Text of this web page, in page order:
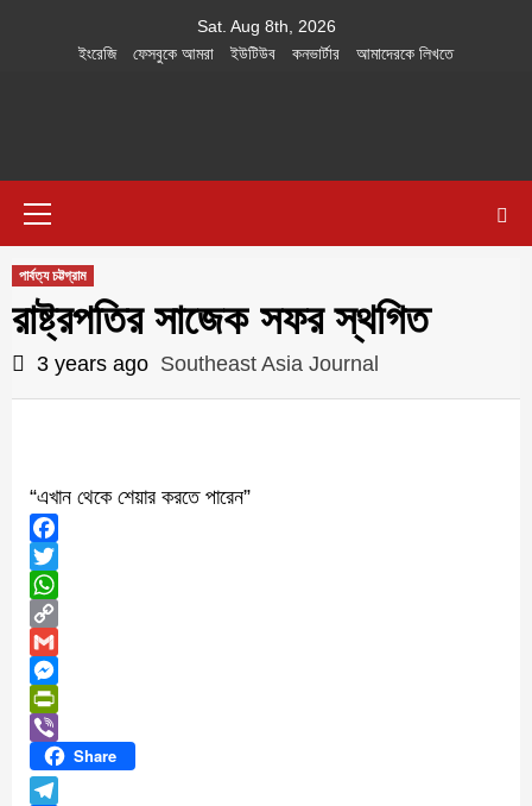
Sat. Aug 8th, 2026
ইংরেজি
ফেসবুকে আমরা ইউটিউব কনভার্টার আমাদেরকে লিখতে
Southeast
Asia Journal
পার্বত্য চট্টগ্রাম
রাষ্ট্রপতির সাজেক সফর স্থগিত
3 years ago Southeast Asia Journal
“এখান থেকে শেয়ার করতে পারেন”
Facebook
Twitter
WhatsApp
Copy
Link
Gmail
Messenger
PrintFriendly
ViberShare